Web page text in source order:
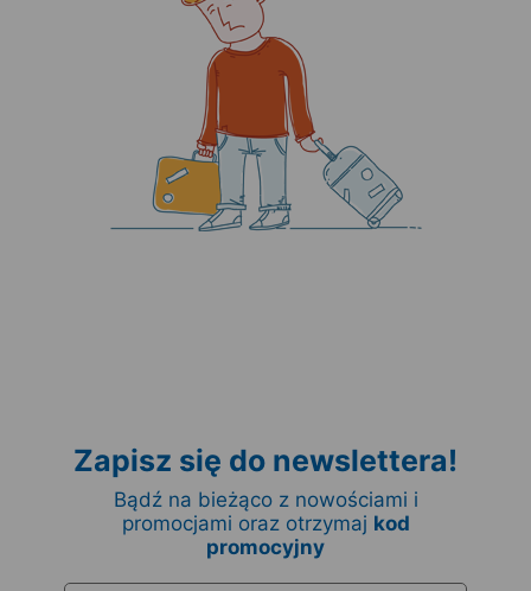
Zapisz się do newslettera!
Bądź na bieżąco z nowościami i
promocjami oraz otrzymaj kod
promocyjny